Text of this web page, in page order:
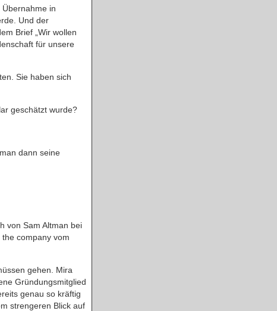
in
Und der
Brief „Wir wollen
für unsere
Sie haben sich
geschätzt wurde?
dann seine
von Sam Altman bei
the company vom
gehen. Mira
Gründungsmitglied
genau so kräftig
strengeren Blick auf